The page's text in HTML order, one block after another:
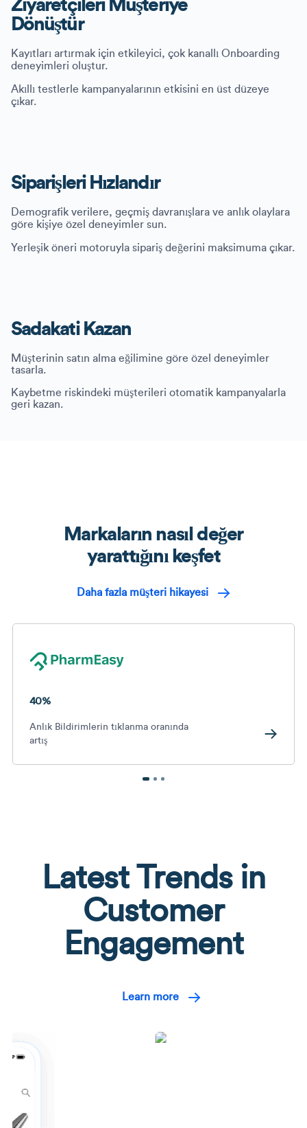
Ziyaretçileri Müşteriye
Dönüştür
Kayıtları artırmak için etkileyici, çok kanallı Onboarding
deneyimleri oluştur.
Akıllı testlerle kampanyalarının etkisini en üst düzeye
çıkar.
Siparişleri Hızlandır
Demografik verilere, geçmiş davranışlara ve anlık olaylara
göre kişiye özel deneyimler sun.
Yerleşik öneri motoruyla sipariş değerini maksimuma çıkar.
Sadakati Kazan
Müşterinin satın alma eğilimine göre özel deneyimler
tasarla.
Kaybetme riskindeki müşterileri otomatik kampanyalarla
geri kazan.
Markaların nasıl değer
yarattığını keşfet
Daha fazla müşteri hikayesi
40%
Anlık Bildirimlerin tıklanma oranında
artış
Latest Trends in
Customer
Engagement
Learn more